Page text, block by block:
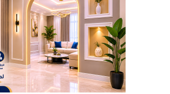
30/01/2023
شركة تنظيف